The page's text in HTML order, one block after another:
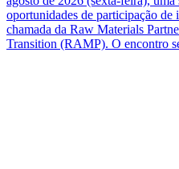
oportunidades de participação de
chamada da Raw Materials
Transition (RAMP). O encontro